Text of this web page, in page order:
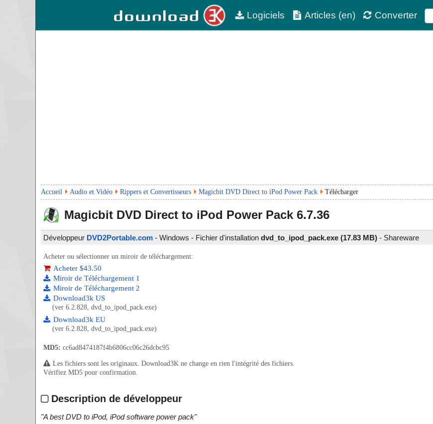
Logiciels Articles (en) Converter
Accueil Audio et Vidéo Rippers et Convertisseurs Magicbit DVD Direct to iPod Power Pack Télécharger
Magicbit DVD Direct to iPod Power Pack 6.7.36
Développeur DVD2Portable.com - Windows - Fichier d'installation dvd_to_ipod_pack.exe (17.83 MB) - Shareware
Acheter ou sélectionner un miroir de téléchargement:
Acheter $43.50
Miroir de Téléchargement 1
Miroir de Téléchargement 2
Download3k US
(ver 6.2.828, dvd_to_ipod_pack.exe)
Download3k EU
(ver 6.2.828, dvd_to_ipod_pack.exe)
MD5: cc6ad8474187f4b6806cc06c26dcbc95
Les fichiers sont les originaux. Download3K ne change en rien l'intégrité des fichiers.
Vérifiez MD5 pour confirmation.
Description de développeur
"A best DVD to iPod, iPod software power pack"